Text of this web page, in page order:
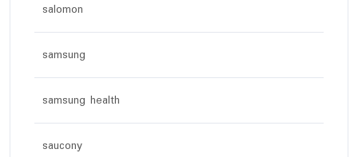
salomon
samsung
samsung health
saucony